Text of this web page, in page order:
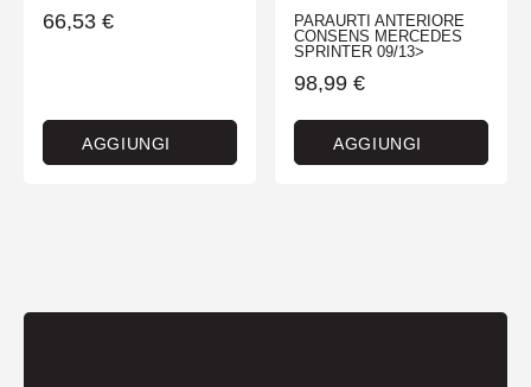
66,53 €
AGGIUNGI
PARAURTI ANTERIORE
CONSENS MERCEDES
SPRINTER 09/13>
98,99 €
AGGIUNGI